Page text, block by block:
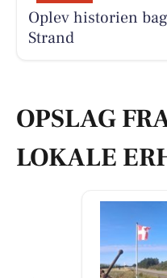
Oplev historien
Strand
OPSLAG
LOKALE